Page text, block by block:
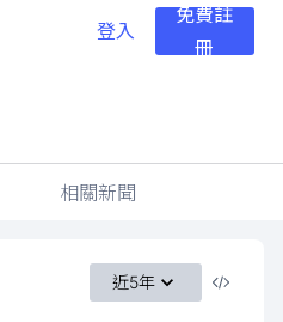
登入
免費註
冊
相關新聞
近5年